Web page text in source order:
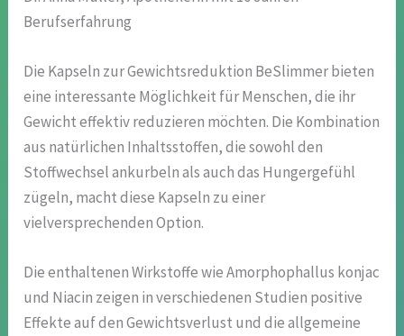
Berufserfahrung
Die Kapseln zur Gewichtsreduktion BeSlimmer bieten
eine interessante Möglichkeit für Menschen, die ihr
Gewicht effektiv reduzieren möchten. Die Kombination
aus natürlichen Inhaltsstoffen, die sowohl den
Stoffwechsel ankurbeln als auch das Hungergefühl
zügeln, macht diese Kapseln zu einer
vielversprechenden Option.
Die enthaltenen Wirkstoffe wie Amorphophallus konjac
und Niacin zeigen in verschiedenen Studien positive
Effekte auf den Gewichtsverlust und die allgemeine